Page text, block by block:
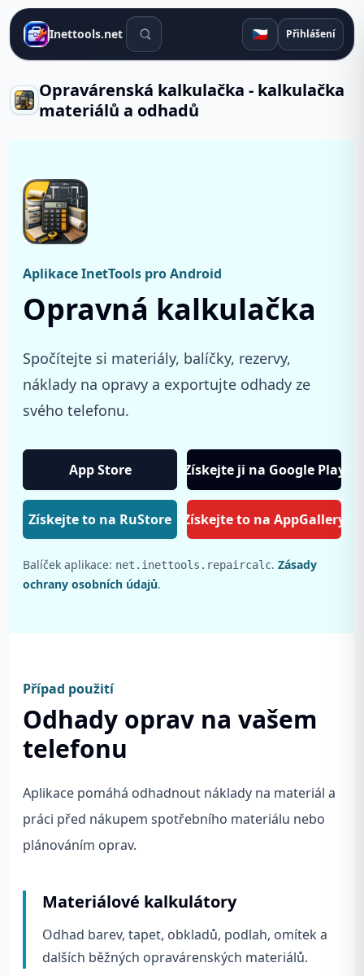
Inettools.net Vyhledávací nástroje 🇨🇿 Přihlášení
Opravárenská kalkulačka - kalkulačka
materiálů a odhadů
Aplikace InetTools pro Android
Opravná kalkulačka
Spočítejte si materiály, balíčky, rezervy,
náklady na opravy a exportujte odhady ze
svého telefonu.
App Store Získejte ji na Google Play
Získejte to na RuStore Získejte to na AppGallery
Balíček aplikace: net.inettools.repaircalc. Zásady
ochrany osobních údajů.
Případ použití
Odhady oprav na vašem
telefonu
Aplikace pomáhá odhadnout náklady na materiál a
práci před nákupem spotřebního materiálu nebo
plánováním oprav.
Materiálové kalkulátory
Odhad barev, tapet, obkladů, podlah, omítek a
dalších běžných opravárenských materiálů.